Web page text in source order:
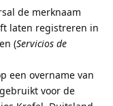
de merknaam
laten registreren in
(Servicios de
een overname van
voor de